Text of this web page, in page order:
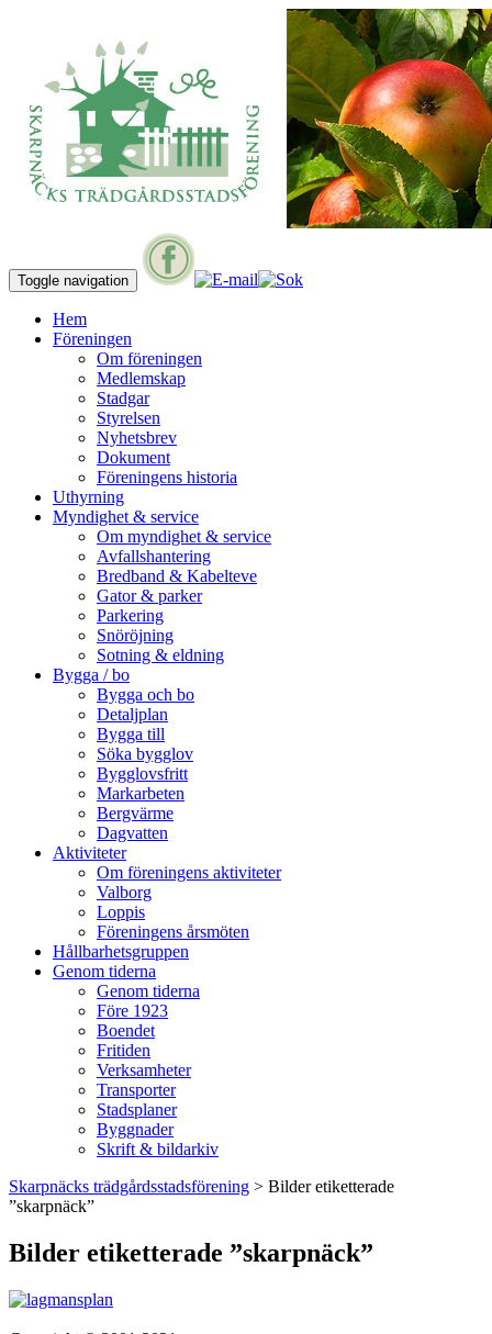
Toggle navigation
Hem
Föreningen
Om föreningen
Medlemskap
Stadgar
Styrelsen
Nyhetsbrev
Dokument
Föreningens historia
Uthyrning
Myndighet & service
Om myndighet & service
Avfallshantering
Bredband & Kabelteve
Gator & parker
Parkering
Snöröjning
Sotning & eldning
Bygga / bo
Bygga och bo
Detaljplan
Bygga till
Söka bygglov
Bygglovsfritt
Markarbeten
Bergvärme
Dagvatten
Aktiviteter
Om föreningens aktiviteter
Valborg
Loppis
Föreningens årsmöten
Hållbarhetsgruppen
Genom tiderna
Genom tiderna
Före 1923
Boendet
Fritiden
Verksamheter
Transporter
Stadsplaner
Byggnader
Skrift & bildarkiv
Skarpnäcks trädgårdsstadsförening > Bilder etiketterade
”skarpnäck”
Bilder etiketterade ”skarpnäck”